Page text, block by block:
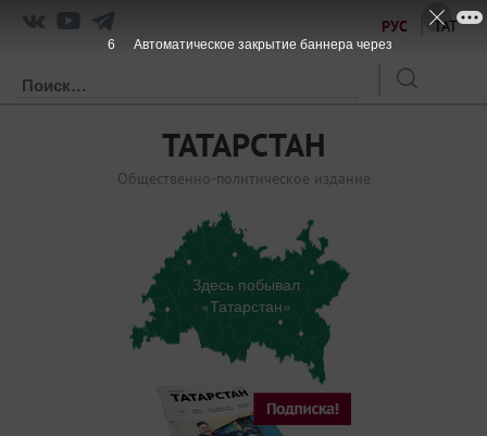
РУС ТАТ
ТАТАРСТАН
Общественно-политическое издание
Здесь побывал
«Татарстан»
5 Автоматическое закрытие баннера через